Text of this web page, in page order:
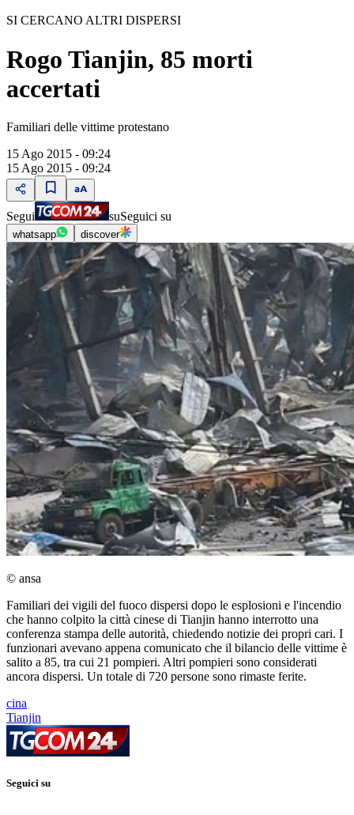
SI CERCANO ALTRI DISPERSI
Rogo Tianjin, 85 morti
accertati
Familiari delle vittime protestano
15 Ago 2015 - 09:24
15 Ago 2015 - 09:24
Segui suSeguici su
whatsapp discover
© ansa
Familiari dei vigili del fuoco dispersi dopo le esplosioni e l'incendio
che hanno colpito la città cinese di Tianjin hanno interrotto una
conferenza stampa delle autorità, chiedendo notizie dei propri cari. I
funzionari avevano appena comunicato che il bilancio delle vittime è
salito a 85, tra cui 21 pompieri. Altri pompieri sono considerati
ancora dispersi. Un totale di 720 persone sono rimaste ferite.
cina
Tianjin
Seguici su